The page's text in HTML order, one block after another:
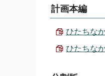
計画本編
ひたちな
ひたちな